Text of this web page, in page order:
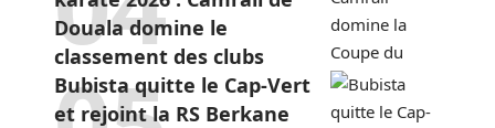
Douala domine le
classement des clubs
Bubista quitte le Cap-Vert
et rejoint la RS Berkane